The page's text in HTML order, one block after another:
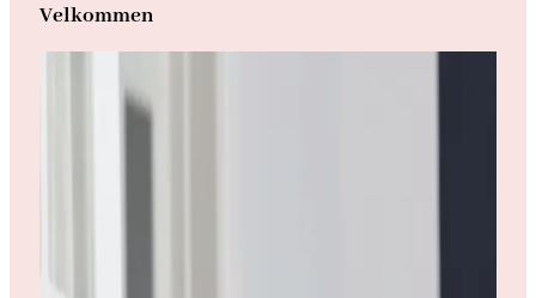
Velkommen